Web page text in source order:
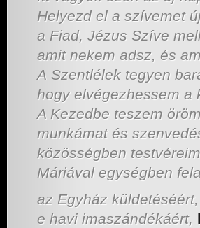
Helyezd el a szívemet
a Fiad, Jézus Szíve
amit nekem adsz, és
A Szentlélek tegyen
hogy elvégezhessem a
A Kezedbe teszem
munkámat és
közösségben
Máriával egységben
az Egyház
e havi imaszándékáért,